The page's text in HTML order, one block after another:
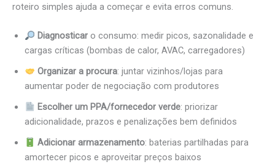
roteiro simples ajuda a começar e evita erros comuns.
Diagnosticaro consumo: medir picos, sazonalidade e
cargas críticas (bombas de calor, AVAC, carregadores)
Organizar a procura: juntar vizinhos/lojas para
aumentar poder de negociação com produtores
Escolher um PPA/fornecedor verde: priorizar
adicionalidade, prazos e penalizações bem definidos
Adicionar armazenamento: baterias partilhadas para
amortecer picos e aproveitar preços baixos